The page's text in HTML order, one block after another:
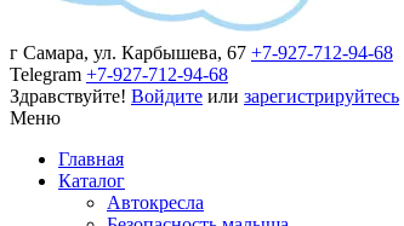
г Самара, ул. Карбышева, 67 +7-927-712-94-68
Telegram +7-927-712-94-68
Здравствуйте! Войдите или зарегистрируйтесь
Меню
Главная
Каталог
Автокресла